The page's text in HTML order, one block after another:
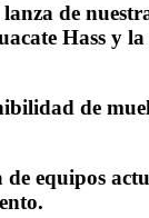
de
Hass y
de
equipos